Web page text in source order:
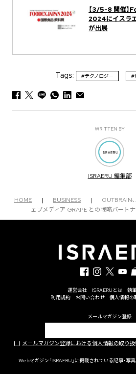
【3/5-8 開催
2024にイスラ
が出展
Tags: #テクノロジー #
WRITTEN BY
ISRAERU 編集部
HOME | BUSINESS |
OUTBRAIN
ェブメディア GRAPE との戦略パート
運営会社 ISRAERUとは
執
利用規約
お問い合わせ 個人情報の
メールマガジン登録
メールマガジン登録における個人情報の取り
Webマガジン「ISRAERU」に掲載されている記事・写